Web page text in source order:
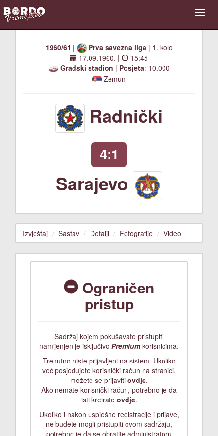
1960/61 | Prva savezna liga| 1. kolo
17.09.1960. |
15:45
Gradski stadion | Posjeta: 10.000
Zemun
Radnički
4:1
Sarajevo
Izvještaj Sastav Detalji Fotografije Video
Ograničen
pristup
Sadržaj kojem pokušavate pristupiti
namijenjen je isključivo Premiumkorisnicima.
Trenutno niste prijavljeni na sistem. Ukoliko
već posjedujete korisnički račun na stranici,
možete se prijaviti ovdje.
Ako nemate korisnički račun, potrebno je da
isti kreirate ovdje.
Ukoliko i nakon uspješne registracije i prijave,
ne budete mogli pristupiti ovom sadržaju,
potrebno je da se obratite administratoru